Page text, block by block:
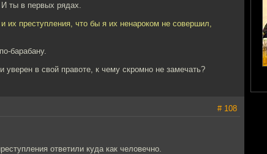
ты в первых рядах.
их преступления, что бы я их ненароком не совершил,
барабану.
уверен в свой правоте, к чему скромно не замечать?
# 108
ответили куда как человечно.